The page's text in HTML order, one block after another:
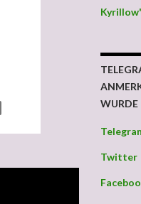
WURDE
Twitter